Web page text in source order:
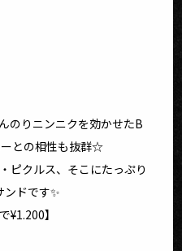
のりニンニクを効かせたB
との相性も抜群☆
ピクルス、そこにたっぷり
ドです✨
¥1.200】